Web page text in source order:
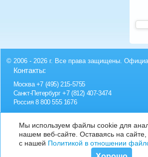
© 2006 - 2026 г. Все права защищены.
Контакты:
Москва+7 (495) 215-5755
Санкт-Петербург+7 (812) 407-3474
Россия 8 800 555 1676
Мы используем файлы cookie для
нашем веб-сайте. Оставаясь на
с нашей Политикой в отношении